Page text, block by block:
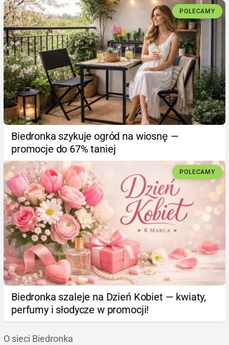
POLECAMY
Biedronka szykuje ogród na wiosnę —
promocje do 67% taniej
POLECAMY
Biedronka szaleje na Dzień Kobiet — kwiaty,
perfumy i słodycze w promocji!
O sieci Biedronka